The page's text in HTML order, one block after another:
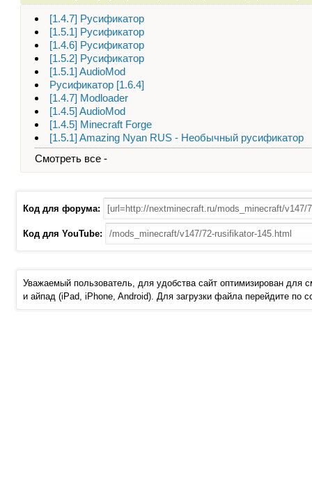
[1.4.7] Русификатор
[1.5.1] Русификатор
[1.4.6] Русификатор
[1.5.2] Русификатор
[1.5.1] AudioMod
Русификатор [1.6.4]
[1.4.7] Modloader
[1.4.5] AudioMod
[1.4.5] Minecraft Forge
[1.5.1] Amazing Nyan RUS - Необычный русификатор
Смотреть все -
Код для форума:
Код для YouTube:
Уважаемый пользователь, для удобства сайт оптимизирован для
и айпад (iPad, iPhone, Android). Для загрузки файла перейдите по